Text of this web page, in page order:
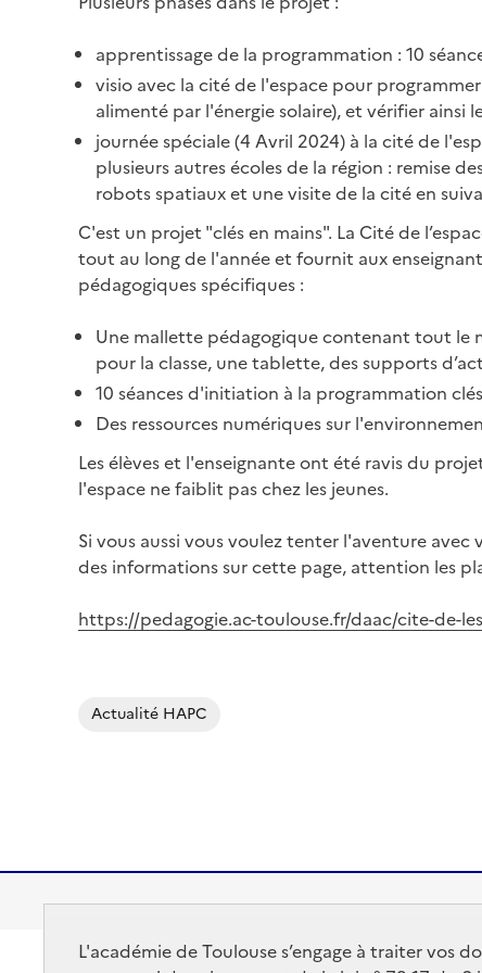
apprentissage de la programmation : 10
visio avec la cité de l'espace pour
alimenté par l'énergie solaire), et vérifier ainsi
journée spéciale (4 Avril 2024) à la cité de
plusieurs autres écoles de la région : remise
robots spatiaux et une visite de la cité en
C'est un projet "clés en mains". La Cité de
tout au long de l'année et fournit aux
pédagogiques spécifiques :
Une mallette pédagogique contenant tout le
pour la classe, une tablette, des supports
10 séances d'initiation à la programmation
Des ressources numériques sur
Les élèves et l'enseignante ont été ravis du
l'espace ne faiblit pas chez les jeunes.
Si vous aussi vous voulez tenter l'aventure avec
des informations sur cette page, attention les
https://pedagogie.ac-toulouse.fr/daac/cite-de-
Actualité HAPC
L'académie de Toulouse s’engage à traiter vos